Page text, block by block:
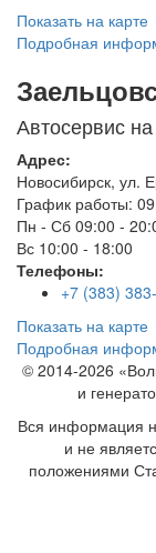
Показать на карте
Подробная
Автосервис
Адрес:
Новосибирск, ул.
График работы:
Пн - Сб 09:00 -
Вс 10:00 - 18:00
Телефоны:
+7 (383)
Показать на карте
Подробная
© 2014-2026
и
Вся информация
и не
положениями